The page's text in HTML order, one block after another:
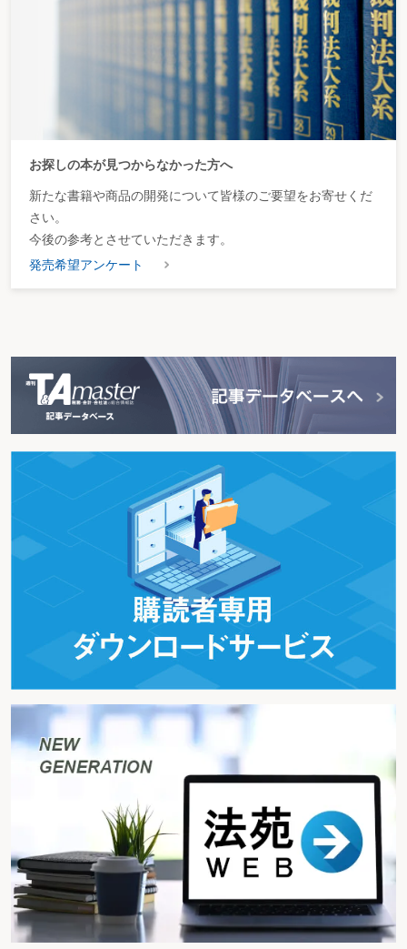
お探しの本が見つからなかった方へ
新たな書籍や商品の開発について皆様のご要望をお寄せくだ
さい。
今後の参考とさせていただきます。
発売希望アンケート